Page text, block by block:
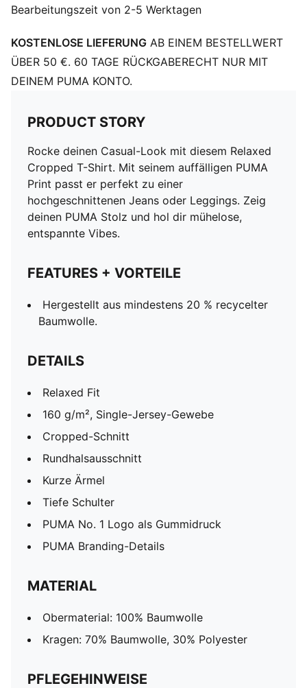
Bearbeitungszeit von 2-5 Werktagen
KOSTENLOSE LIEFERUNG AB EINEM BESTELLWERT
ÜBER 50 €. 60 TAGE RÜCKGABERECHT NUR MIT
DEINEM PUMA KONTO.
PRODUCT STORY
Rocke deinen Casual-Look mit diesem Relaxed
Cropped T-Shirt. Mit seinem auffälligen PUMA
Print passt er perfekt zu einer
hochgeschnittenen Jeans oder Leggings. Zeig
deinen PUMA Stolz und hol dir mühelose,
entspannte Vibes.
FEATURES + VORTEILE
Hergestellt aus mindestens 20 % recycelter
Baumwolle.
DETAILS
Relaxed Fit
160 g/m², Single-Jersey-Gewebe
Cropped-Schnitt
Rundhalsausschnitt
Kurze Ärmel
Tiefe Schulter
PUMA No. 1 Logo als Gummidruck
PUMA Branding-Details
MATERIAL
Obermaterial: 100% Baumwolle
Kragen: 70% Baumwolle, 30% Polyester
PFLEGEHINWEISE